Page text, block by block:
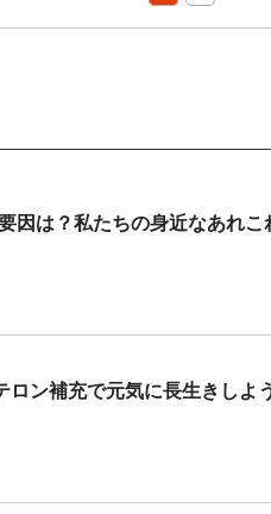
因は？私たちの身近なあれこ
ン補充で元気に長生きしよ